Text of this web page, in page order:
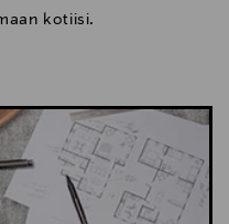
kotiisi.